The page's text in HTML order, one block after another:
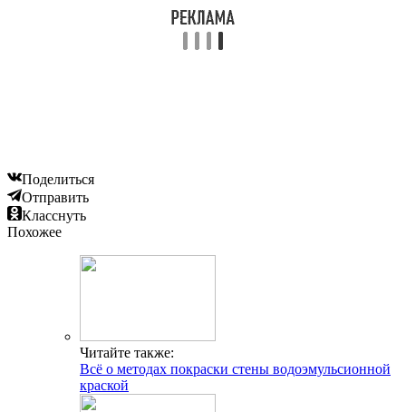
Поделиться
Отправить
Класснуть
Похожее
Читайте также:
Всё о методах покраски стены водоэмульсионной
краской